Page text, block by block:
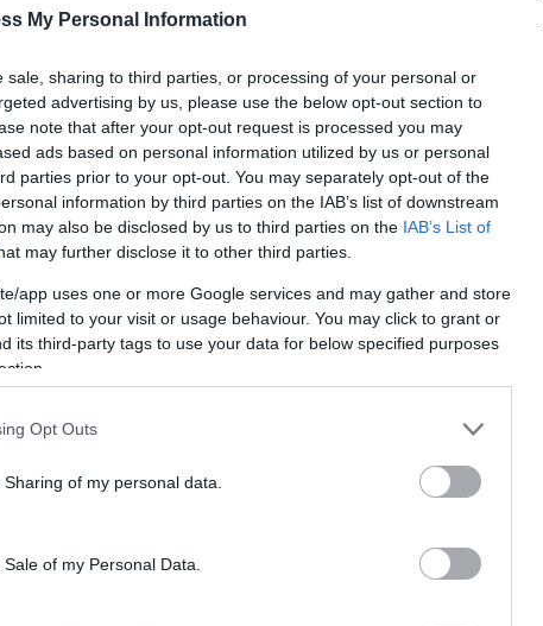
My Personal Information
sale, sharing to third parties, or processing of your personal or
advertising by us, please use the below opt-out section to
note that after your opt-out request is processed you may
ads based on personal information utilized by us or personal
parties prior to your opt-out. You may separately opt-out of the
information by third parties on the IAB’s list of downstream
may also be disclosed by us to third parties on the IAB’s List of
may further disclose it to other third parties.
app uses one or more Google services and may gather and store
limited to your visit or usage behaviour. You may click to grant or
its third-party tags to use your data for below specified purposes
Opt Outs
of my personal data.
of my Personal Data.